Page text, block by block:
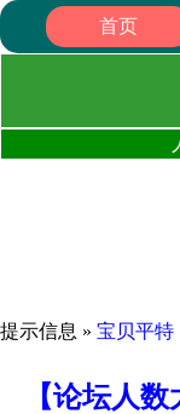
首页
提示信息 » 宝贝平特
【论坛人